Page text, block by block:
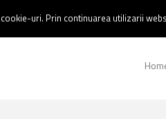
uri. Prin continuarea utilizarii